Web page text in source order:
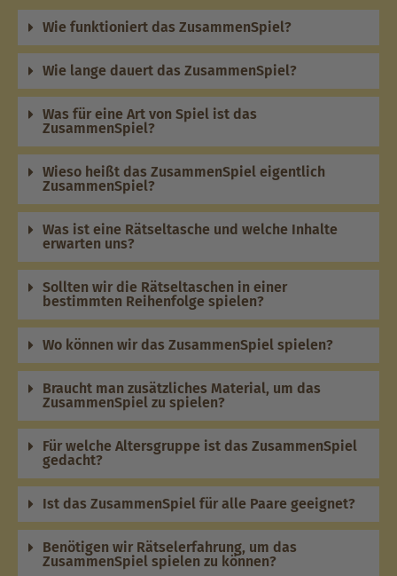
Wie funktioniert das ZusammenSpiel?
Wie lange dauert das ZusammenSpiel?
Was für eine Art von Spiel ist das
ZusammenSpiel?
Wieso heißt das ZusammenSpiel eigentlich
ZusammenSpiel?
Was ist eine Rätseltasche und welche Inhalte
erwarten uns?
Sollten wir die Rätseltaschen in einer
bestimmten Reihenfolge spielen?
Wo können wir das ZusammenSpiel spielen?
Braucht man zusätzliches Material, um das
ZusammenSpiel zu spielen?
Für welche Altersgruppe ist das ZusammenSpiel
gedacht?
Ist das ZusammenSpiel für alle Paare geeignet?
Benötigen wir Rätselerfahrung, um das
ZusammenSpiel spielen zu können?